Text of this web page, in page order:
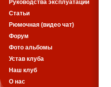
Руководства эксплуатации
Статьи
Рюмочная (видео чат)
Форум
Фото альбомы
Устав клуба
Наш клуб
О нас